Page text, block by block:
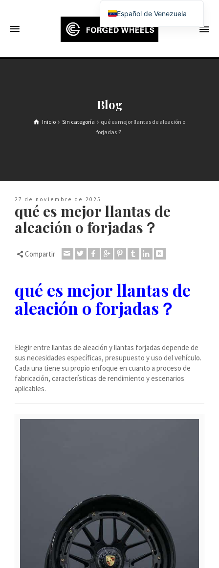
Blog
Inicio Sin categoría
qué es mejor llantas de aleación o
forjadas？
27 de noviembre de 2025
qué es mejor llantas de
aleación o forjadas？
Compartir
qué es mejor llantas de
aleación o forjadas？
Elegir entre llantas de aleación y llantas forjadas depende de
sus necesidades específicas, presupuesto y uso del vehículo.
Cada una tiene su propio enfoque en cuanto a proceso de
fabricación, características de rendimiento y escenarios
aplicables.
Español de Venezuela
English
Русский
العربية
Čeština
Dansk
Hrvatski
Polski
Svenska
Slovenščina
ไทย
Slovenčina
Српски језик
Македонски јазик
Eesti
Български
English (South Africa)
English (Canada)
English (Australia)